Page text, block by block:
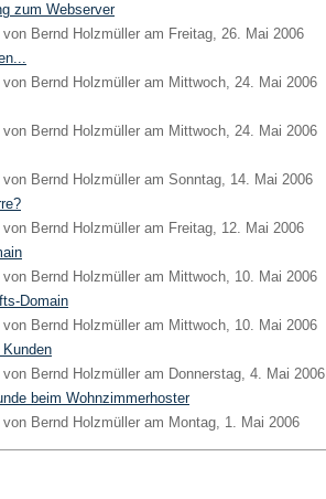
zum Webserver
von Bernd Holzmüller am Freitag, 26. Mai 2006
von Bernd Holzmüller am Mittwoch, 24. Mai 2006
von Bernd Holzmüller am Mittwoch, 24. Mai 2006
von Bernd Holzmüller am Sonntag, 14. Mai 2006
von Bernd Holzmüller am Freitag, 12. Mai 2006
von Bernd Holzmüller am Mittwoch, 10. Mai 2006
Domain
von Bernd Holzmüller am Mittwoch, 10. Mai 2006
Kunden
von Bernd Holzmüller am Donnerstag, 4. Mai 2006
beim Wohnzimmerhoster
von Bernd Holzmüller am Montag, 1. Mai 2006